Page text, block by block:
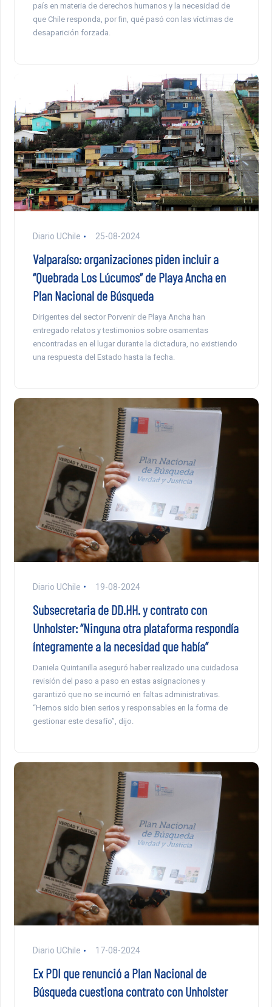
país en materia de derechos humanos y la necesidad de
que Chile responda, por fin, qué pasó con las víctimas de
desaparición forzada.
Diario UChile 25-08-2024
Valparaíso: organizaciones piden incluir a
“Quebrada Los Lúcumos” de Playa Ancha en
Plan Nacional de Búsqueda
Dirigentes del sector Porvenir de Playa Ancha han
entregado relatos y testimonios sobre osamentas
encontradas en el lugar durante la dictadura, no existiendo
una respuesta del Estado hasta la fecha.
Diario UChile 19-08-2024
Subsecretaria de DD.HH. y contrato con
Unholster: “Ninguna otra plataforma respondía
íntegramente a la necesidad que había”
Daniela Quintanilla aseguró haber realizado una cuidadosa
revisión del paso a paso en estas asignaciones y
garantizó que no se incurrió en faltas administrativas.
“Hemos sido bien serios y responsables en la forma de
gestionar este desafío”, dijo.
Diario UChile 17-08-2024
Ex PDI que renunció a Plan Nacional de
Búsqueda cuestiona contrato con Unholster